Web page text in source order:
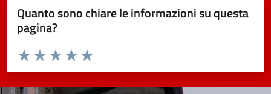
Quanto sono chiare le informazioni su questa
pagina?
Valuta da 1 a 5 stelle la pagina
Valuta 5 stelle su 5
Valuta 4 stelle su 5
Valuta 3 stelle su 5
Valuta 2 stelle su 5
Valuta 1 stelle su 5